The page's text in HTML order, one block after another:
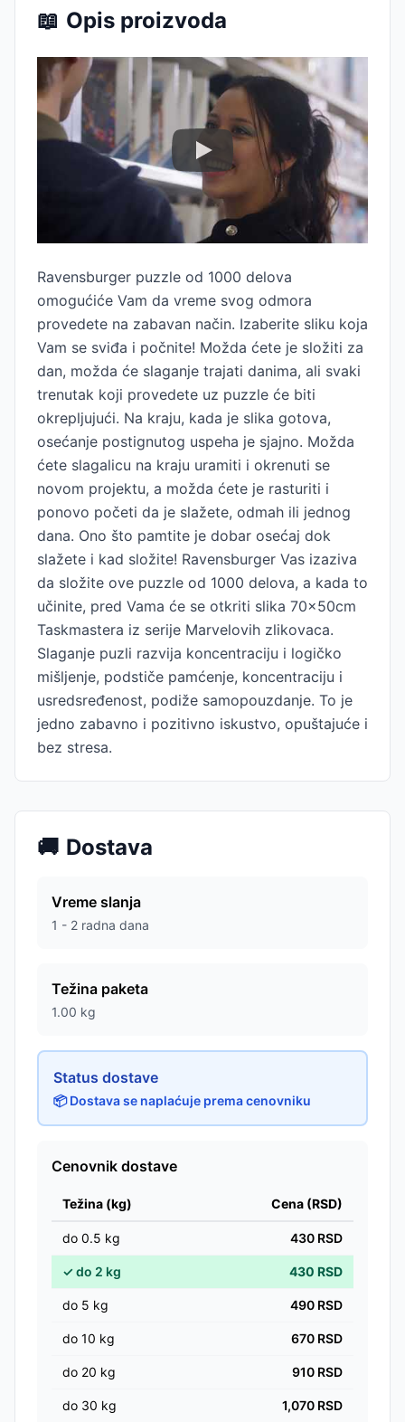
📖 Opis proizvoda
Ravensburger puzzle od 1000 delova
omogućiće Vam da vreme svog odmora
provedete na zabavan način. Izaberite sliku koja
Vam se sviđa i počnite! Možda ćete je složiti za
dan, možda će slaganje trajati danima, ali svaki
trenutak koji provedete uz puzzle će biti
okrepljujući. Na kraju, kada je slika gotova,
osećanje postignutog uspeha je sjajno. Možda
ćete slagalicu na kraju uramiti i okrenuti se
novom projektu, a možda ćete je rasturiti i
ponovo početi da je slažete, odmah ili jednog
dana. Ono što pamtite je dobar osećaj dok
slažete i kad složite! Ravensburger Vas izaziva
da složite ove puzzle od 1000 delova, a kada to
učinite, pred Vama će se otkriti slika 70x50cm
Taskmastera iz serije Marvelovih zlikovaca.
Slaganje puzli razvija koncentraciju i logičko
mišljenje, podstiče pamćenje, koncentraciju i
usredsređenost, podiže samopouzdanje. To je
jedno zabavno i pozitivno iskustvo, opuštajuće i
bez stresa.
🚚 Dostava
Vreme slanja
1 - 2 radna dana
Težina paketa
1.00 kg
Status dostave
📦 Dostava se naplaćuje prema cenovniku
Cenovnik dostave
Težina (kg) Cena (RSD)
do 0.5 kg 430 RSD
✓do 2 kg 430 RSD
do 5 kg 490 RSD
do 10 kg 670 RSD
do 20 kg 910 RSD
do 30 kg 1,070 RSD